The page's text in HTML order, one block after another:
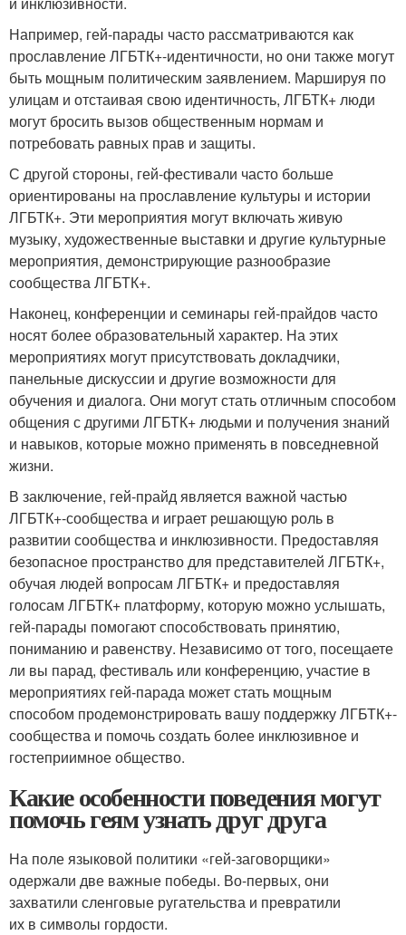
Например, гей-парады часто рассматриваются как
прославление ЛГБТК+-идентичности, но они также могут
быть мощным политическим заявлением. Маршируя по
улицам и отстаивая свою идентичность, ЛГБТК+ люди
могут бросить вызов общественным нормам и
потребовать равных прав и защиты.
С другой стороны, гей-фестивали часто больше
ориентированы на прославление культуры и истории
ЛГБТК+. Эти мероприятия могут включать живую
музыку, художественные выставки и другие культурные
мероприятия, демонстрирующие разнообразие
сообщества ЛГБТК+.
Наконец, конференции и семинары гей-прайдов часто
носят более образовательный характер. На этих
мероприятиях могут присутствовать докладчики,
панельные дискуссии и другие возможности для
обучения и диалога. Они могут стать отличным способом
общения с другими ЛГБТК+ людьми и получения знаний
и навыков, которые можно применять в повседневной
жизни.
В заключение, гей-прайд является важной частью
ЛГБТК+-сообщества и играет решающую роль в
развитии сообщества и инклюзивности. Предоставляя
безопасное пространство для представителей ЛГБТК+,
обучая людей вопросам ЛГБТК+ и предоставляя
голосам ЛГБТК+ платформу, которую можно услышать,
гей-парады помогают способствовать принятию,
пониманию и равенству. Независимо от того, посещаете
ли вы парад, фестиваль или конференцию, участие в
мероприятиях гей-парада может стать мощным
способом продемонстрировать вашу поддержку ЛГБТК+-
сообщества и помочь создать более инклюзивное и
гостеприимное общество.
Какие особенности поведения могут
помочь геям узнать друг друга
На поле языковой политики «гей-заговорщики»
одержали две важные победы. Во-первых, они
захватили сленговые ругательства и превратили
их в символы гордости.